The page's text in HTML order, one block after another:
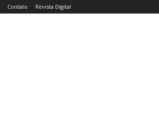
Contato Revista Digital